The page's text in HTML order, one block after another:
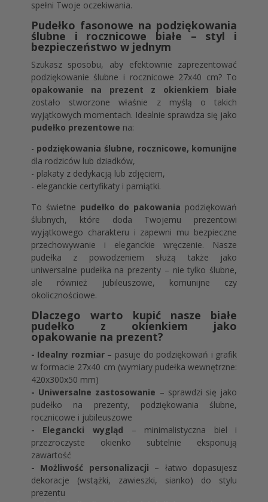
spełni Twoje oczekiwania.
Pudełko fasonowe na podziękowania
ślubne i rocznicowe białe – styl i
bezpieczeństwo w jednym
Szukasz sposobu, aby efektownie zaprezentować
podziękowanie ślubne i rocznicowe 27x40 cm? To
opakowanie na prezent z okienkiem białe
zostało stworzone właśnie z myślą o takich
wyjątkowych momentach. Idealnie sprawdza się jako
pudełko prezentowe na:
- podziękowania ślubne, rocznicowe, komunijne
dla rodziców lub dziadków,
- plakaty z dedykacją lub zdjęciem,
- eleganckie certyfikaty i pamiątki.
To świetne pudełko do pakowania podziękowań
ślubnych, które doda Twojemu prezentowi
wyjątkowego charakteru i zapewni mu bezpieczne
przechowywanie i eleganckie wręczenie. Nasze
pudełka z powodzeniem służą także jako
uniwersalne pudełka na prezenty – nie tylko ślubne,
ale również jubileuszowe, komunijne czy
okolicznościowe.
Dlaczego warto kupić nasze białe
pudełko z okienkiem jako
opakowanie na prezent?
- Idealny rozmiar– pasuje do podziękowań i grafik
w formacie 27x40 cm (wymiary pudełka wewnętrzne:
420x300x50 mm)
- Uniwersalne zastosowanie – sprawdzi się jako
pudełko na prezenty, podziękowania ślubne,
rocznicowe i jubileuszowe
- Elegancki wygląd – minimalistyczna biel i
przezroczyste okienko subtelnie eksponują
zawartość
- Możliwość personalizacji – łatwo dopasujesz
dekoracje (wstążki, zawieszki, sianko) do stylu
prezentu